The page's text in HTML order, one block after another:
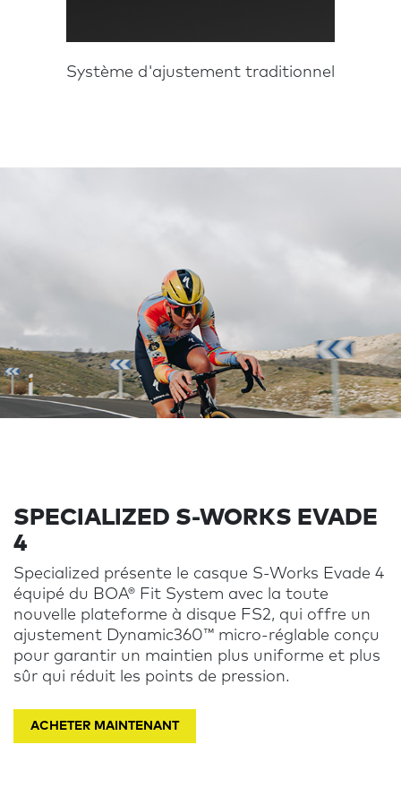
Système d'ajustement traditionnel
SPECIALIZED S-WORKS EVADE
4
Specialized présente le casque S-Works Evade 4
équipé du BOA® Fit System avec la toute
nouvelle plateforme à disque FS2, qui offre un
ajustement Dynamic360™ micro-réglable conçu
pour garantir un maintien plus uniforme et plus
sûr qui réduit les points de pression.
ACHETER MAINTENANT